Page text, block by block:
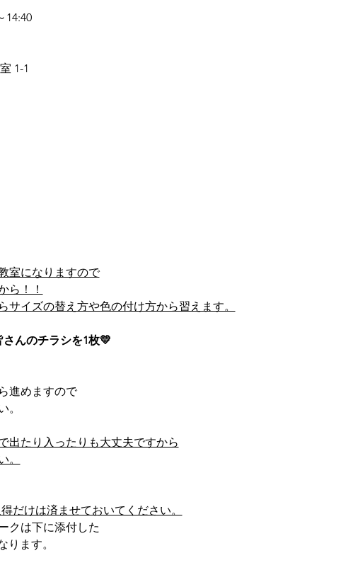
14:40
1-1
室になりますので
ら！！
サイズの替え方や色の付け方から習えます。
んのチラシを1枚💛
進めますので
。
出たり入ったりも大丈夫ですから
。
だけは済ませておいてください。
クは下に添付した
ります。